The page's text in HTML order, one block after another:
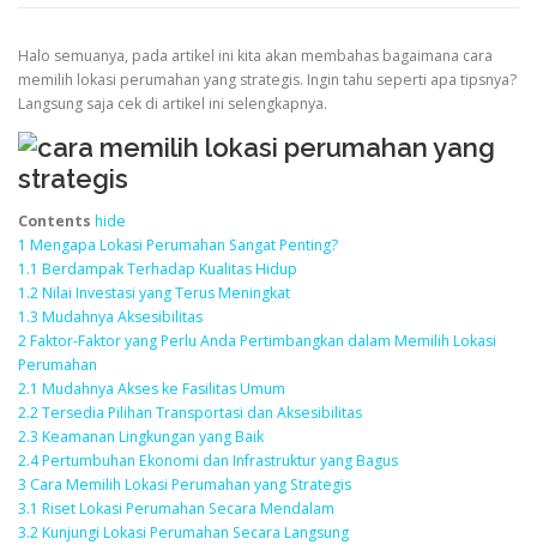
Halo semuanya, pada artikel ini kita akan membahas bagaimana cara
memilih lokasi perumahan yang strategis. Ingin tahu seperti apa tipsnya?
Langsung saja cek di artikel ini selengkapnya.
Contents hide
1 Mengapa Lokasi Perumahan Sangat Penting?
1.1 Berdampak Terhadap Kualitas Hidup
1.2Nilai Investasi yang Terus Meningkat
1.3 Mudahnya Aksesibilitas
2Faktor-Faktor yang Perlu Anda Pertimbangkan dalam Memilih Lokasi
Perumahan
2.1 Mudahnya Akses ke Fasilitas Umum
2.2Tersedia Pilihan Transportasi dan Aksesibilitas
2.3 Keamanan Lingkungan yang Baik
2.4Pertumbuhan Ekonomi dan Infrastruktur yang Bagus
3 Cara Memilih Lokasi Perumahan yang Strategis
3.1 Riset Lokasi Perumahan Secara Mendalam
3.2Kunjungi Lokasi Perumahan Secara Langsung